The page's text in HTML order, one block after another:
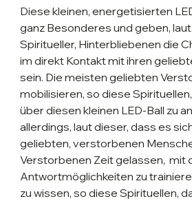
Diese kleinen, energetisierten
ganz Besonderes und geben,
Spiritueller, Hinterbliebenen die
im direkt Kontakt mit ihren
sein. Die meisten geliebten
mobilisieren, so diese
über diesen kleinen LED-Ball zu
allerdings, laut dieser, dass es
geliebten, verstorbenen
Verstorbenen Zeit gelassen, mit
Antwortmöglichkeiten zu
zu wissen, so diese Spirituellen,